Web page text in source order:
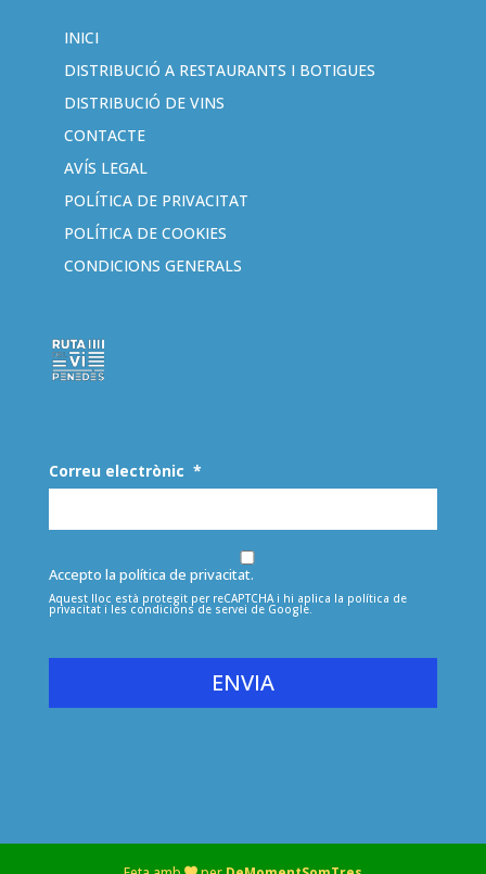
INICI
DISTRIBUCIÓ A RESTAURANTS I BOTIGUES
DISTRIBUCIÓ DE VINS
CONTACTE
AVÍS LEGAL
POLÍTICA DE PRIVACITAT
POLÍTICA DE COOKIES
CONDICIONS GENERALS
Correu electrònic *
Accepto la política de privacitat.
Aquest lloc està protegit per reCAPTCHA i hi aplica la política de
privacitati les condicions de servei de Google.